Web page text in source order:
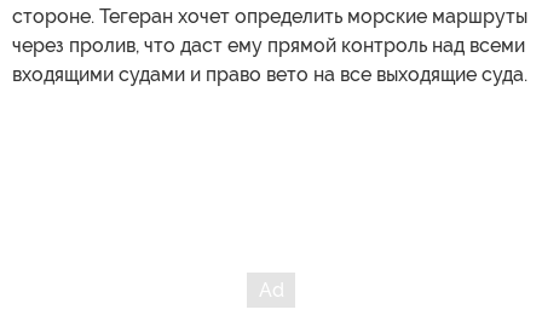
стороне. Тегеран хочет определить морские маршруты
через пролив, что даст ему прямой контроль над всеми
входящими судами и право вето на все выходящие суда.